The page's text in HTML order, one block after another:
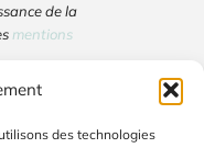
des technologies
de la
mentions